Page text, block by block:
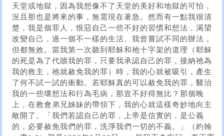
天堂或地獄，因為我想像不了天堂的美好和地獄的可怕，
況且那也是將來的事，無需現在著急。然而有一點我很清
楚，我是個罪人，恨惡自己一些不好的習慣和想法，渴望
改變自己，過一個不一樣的生活。我曾嘗試不同的辦法，
但都無效。當我第一次聽到耶穌和祂十字架的道理（耶穌
的死是為了代贖我的罪，只要我承認自己的罪，接納祂為
我的救主，祂就赦免我的罪）時，我的心就被吸引，產生
了何不試一試的衝動。若耶穌真的可以赦免我的罪，醫治
我的一些壞想法和行為毛病，那豈不好得無比？那個晚
上，在教會弟兄姊妹的帶領下，我的心就這樣奇妙地向主
敞開了。「我們若認自己的罪，上帝是信實的，是公義
的，必要赦免我們的罪，洗淨我們一切的不義。」（約翰